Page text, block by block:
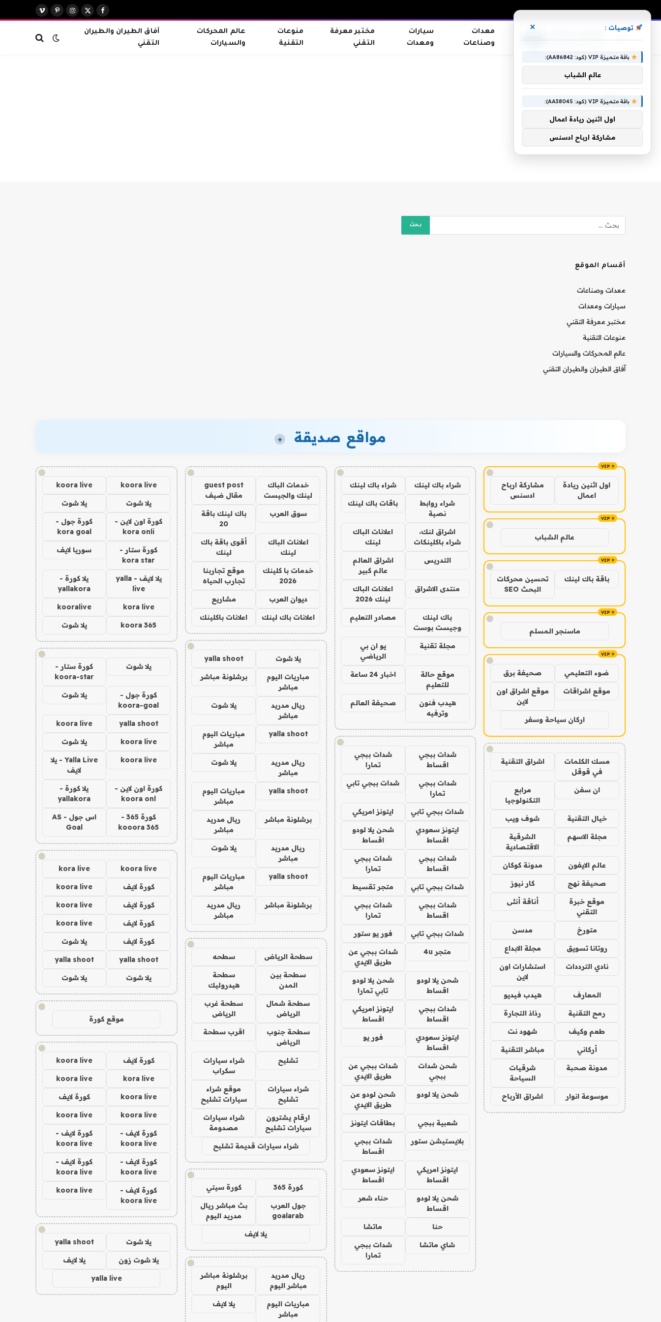
فيسبوك
X
الانستغرامبينتيريست
فيميو
معدات
وصناعات
سيارات
ومعدات
مختبر معرفة
التقني
منوعات
التقنية
عالم المحركات
والسيارات
آفاق الطيران والطيران
التقني
لؤي
أقسام الموقع
معدات وصناعات
سيارات ومعدات
مختبر معرفة التقني
منوعات التقنية
عالم المحركات والسيارات
آفاق الطيران والطيران التقني
مواقع صديقة +
!
اول اثنين ريادة
اعمال
مشاركة ارباح
ادسنس
!
عالم الشباب
!
باقة باك لينك
تحسين محركات
البحث SEO
!
ماسنجر المسلم
!
ضوء التعليمي صحيفة برق
موقع اشراقات
موقع اشراق اون
لاين
اركان سياحة وسفر
!
مسك الكلمات
في قوقل
اشراق التقنية
ان سفن
مرابع
التكنولوجيا
خيال التقنية شوف ويب
مجلة الاسهم
الشرقية
الاقتصادية
عالم الايفون مدونة كوكان
صحيفة نهج كار نيوز
موقع خبرة
التقني
أناقة أنثى
متورخ مدسن
روتانا تسويق مجلة الابداع
نادي الترددات
استشارات اون
لاين
المعارف هيدب فيديو
رمح التقنية رذاذ التجارة
طعم وكيف شهود نت
أركاني مباشر التقنية
مدونة صحبة
شرقيات
السياحة
موسوعة انوار اشراق الأرباح
!
شراء باك لينك شراء باك لينك
شراء روابط
نصية
باقات باك لينك
اشراق لنك،
شراء باكلينكات
اعلانات الباك
لينك
التدريس
اشراق العالم
عالم كبير
منتدى الاشراق
اعلانات الباك
لينك 2026
باك لينك
وجيست بوست
مصادر التعليم
مجلة تقنية
يو ان بي
الرياضي
موقع حالة
للتعليم
اخبار 24 ساعة
هيدب فنون
وترفيه
صحيفة العالم
!
شدات ببجي
اقساط
شدات ببجي
تمارا
شدات ببجي
تمارا
شدات ببجي تابي
شدات ببجي تابي ايتونز امريكي
ايتونز سعودي
اقساط
شحن يلا لودو
اقساط
شدات ببجي
اقساط
شدات ببجي
تمارا
شدات ببجي تابي متجر تقسيط
شدات ببجي
اقساط
شدات ببجي
تمارا
شدات ببجي تابي فور يو ستور
متجر 4u
شدات ببجي عن
طريق الايدي
شحن يلا لودو
اقساط
شحن يلا لودو
تابي تمارا
شدات ببجي
اقساط
ايتونز امريكي
اقساط
ايتونز سعودي
اقساط
فور يو
شحن شدات
ببجي
شدات ببجي عن
طريق الايدي
شحن يلا لودو
شحن لودو عن
طريق الايدي
شعبية ببجي بطاقات ايتونز
بلايستيشن ستور
شدات ببجي
اقساط
ايتونز امريكي
اقساط
ايتونز سعودي
اقساط
شحن يلا لودو
اقساط
حناء شعر
حنا ماتشا
شاي ماتشا
شدات ببجي
تمارا
!
خدمات الباك
لينك والجيست
guest post
مقال ضيف
سوق العرب
باك لينك باقة
20
اعلانات الباك
لينك
أقوى باقة باك
لينك
خدمات با كلينك
2026
موقع تجاربنا
تجارب الحياه
ديوان العرب مشاريع
اعلانات باك لينك اعلانات باكلينك
!
يلا شوت yalla shoot
مباريات اليوم
مباشر
برشلونة مباشر
ريال مدريد
مباشر
يلا شوت
yalla shoot
مباريات اليوم
مباشر
ريال مدريد
مباشر
يلا شوت
yalla shoot
مباريات اليوم
مباشر
برشلونة مباشر
ريال مدريد
مباشر
ريال مدريد
مباشر
يلا شوت
yalla shoot
مباريات اليوم
مباشر
برشلونة مباشر
ريال مدريد
مباشر
!
سطحة الرياض سطحه
سطحة بين
المدن
سطحة
هيدروليك
سطحة شمال
الرياض
سطحة غرب
الرياض
سطحة جنوب
الرياض
اقرب سطحة
تشليح
شراء سيارات
سكراب
شراء سيارات
تشليح
موقع شراء
سيارات تشليح
ارقام يشترون
سيارات تشليح
شراء سيارات
مصدومة
شراء سيارات قديمة تشليح
!
كورة 365 كورة سيتي
جول العرب
goalarab
بث مباشر ريال
مدريد اليوم
يلا لايف
!
ريال مدريد
مباشر اليوم
برشلونة مباشر
اليوم
مباريات اليوم
مباشر
يلا لايف
!
koora live
koora live
يلا شوت يلا شوت
كورة اون لاين -
kora onli
كورة جول -
kora goal
كورة ستار -
kora star
سوريا لايف
يلا لايف - yalla
live
يلا كورة -
yallakora
kora live
kooralive
koora 365 يلا شوت
!
يلا شوت
كورة ستار -
koora-star
كورة جول -
koora-goal
يلا شوت
yalla shoot
koora live
koora live يلا شوت
koora live
Yalla Live - يلا
لايف
كورة اون لاين -
koora onl
يلا كورة -
yallakora
كورة 365 -
kooora 365
اس جول - AS
Goal
!
koora live
kora live
كورة لايف koora live
كورة لايف koora live
كورة لايف koora live
كورة لايف يلا شوت
yalla shoot
yalla shoot
يلا شوت يلا شوت
!
موقع كورة
!
كورة لايف koora live
kora live
koora live
koora live كورة لايف
koora live
koora live
كورة لايف -
koora live
كورة لايف -
koora live
كورة لايف -
koora live
كورة لايف -
koora live
كورة لايف -
koora live
koora live
!
يلا شوت yalla shoot
يلا شوت زون يلا لايف
yalla live
توصيات : ×
باقة متميزة VIP (كود: AA86842):
عالم الشباب
باقة متميزة VIP (كود: AA38045):
اول اثنين ريادة اعمال
مشاركة ارباح ادسنس